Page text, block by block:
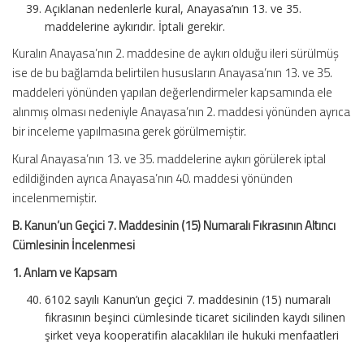
Açıklanan nedenlerle kural, Anayasa’nın 13. ve 35.
maddelerine aykırıdır. İptali gerekir.
Kuralın Anayasa’nın 2. maddesine de aykırı olduğu ileri sürülmüş
ise de bu bağlamda belirtilen hususların Anayasa’nın 13. ve 35.
maddeleri yönünden yapılan değerlendirmeler kapsamında ele
alınmış olması nedeniyle Anayasa’nın 2. maddesi yönünden ayrıca
bir inceleme yapılmasına gerek görülmemiştir.
Kural Anayasa’nın 13. ve 35. maddelerine aykırı görülerek iptal
edildiğinden ayrıca Anayasa’nın 40. maddesi yönünden
incelenmemiştir.
B. Kanun’un Geçici 7. Maddesinin (15) Numaralı Fıkrasının Altıncı
Cümlesinin İncelenmesi
1. Anlam ve Kapsam
6102 sayılı Kanun’un geçici 7. maddesinin (15) numaralı
fıkrasının beşinci cümlesinde ticaret sicilinden kaydı silinen
şirket veya kooperatifin alacaklıları ile hukuki menfaatleri